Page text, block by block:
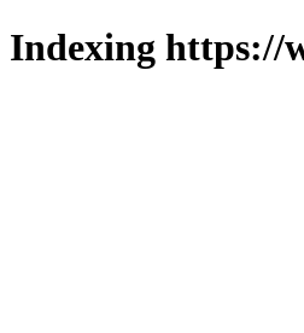
Indexing https://